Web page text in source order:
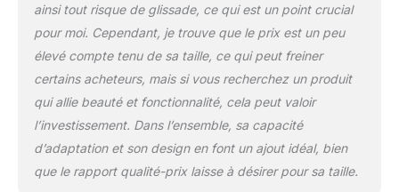
les sols glissants sans
glisser ou rouler,
réduisant
considérablement le
risque que votre famille
glisse et tombe. Facile à
nettoyer : en utilisant ce
tapis, l'eau s'évapore
rapidement et la
poussière et les poils ne
ainsi tout risque de glissade, ce qui est un point crucial
pour moi. Cependant, je trouve que le prix est un peu
élevé compte tenu de sa taille, ce qui peut freiner
certains acheteurs, mais si vous recherchez un produit
qui allie beauté et fonctionnalité, cela peut valoir
l’investissement. Dans l’ensemble, sa capacité
d’adaptation et son design en font un ajout idéal, bien
que le rapport qualité-prix laisse à désirer pour sa taille.